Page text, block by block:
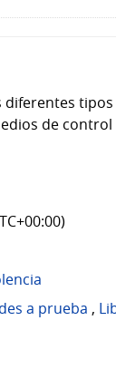
de
a prueba ,